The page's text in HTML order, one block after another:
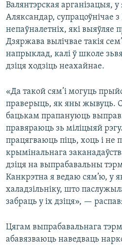
Валянтэрская арганізацыя,
Аляксандар, супрацоўнічае
непаўналетніх, які выяўляе
Дзяржава вылічвае такія
напрыклад, калі ў школе
дзіця ходзіць неахайнае.
«Да такой сям’і могуць
праверыць, як яны жывуць.
бацькам прапануюць
правяраюць зь міліцыяй
працягваюць піць, хоць і не
крымінальнага
дзіця на выпрабавальны
Канкрэтна я ведаю сям’ю, у
халадзільніку, што
забраць у іх дзіця», —
Цягам выпрабавальнага
абавязваюць наведваць